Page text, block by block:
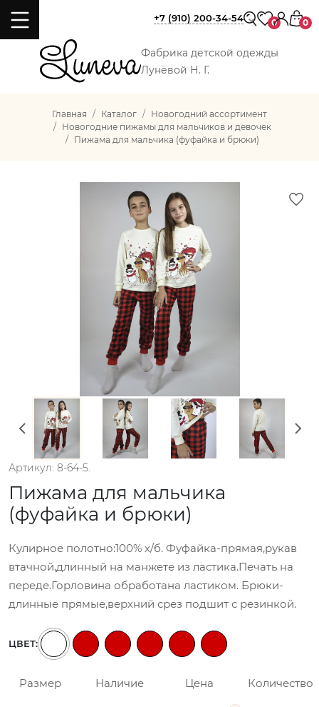
Фабрика детской одежды
Лунёвой Н. Г.
+7 (910) 200-34-54 0 0
Главная Каталог
Новогодний ассортимент
Новогодние пижамы для мальчиков и девочек
Пижама для мальчика (фуфайка и брюки)
Артикул: 8-64-5.
Пижама для мальчика
(фуфайка и брюки)
Кулирное полотно:100% х/б. Фуфайка-прямая,рукав
втачной,длинный на манжете из ластика.Печать на
переде.Горловина обработана ластиком. Брюки-
длинные прямые,верхний срез подшит с резинкой.
ЦВЕТ:
Размер Наличие Цена Количество